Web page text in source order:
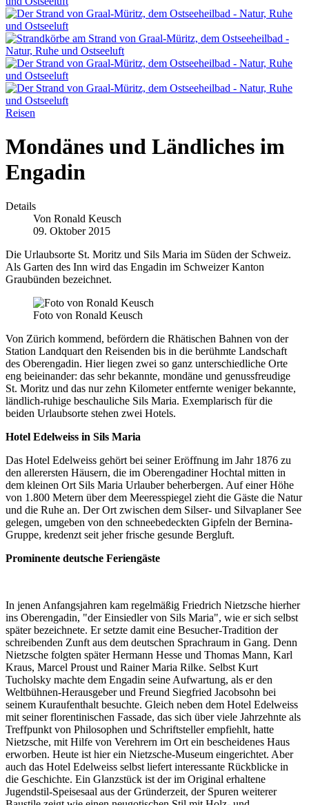
Reisen
Mondänes und Ländliches im
Engadin
Details
Von Ronald Keusch
09. Oktober 2015
Die Urlaubsorte St. Moritz und Sils Maria im Süden der Schweiz.
Als Garten des Inn wird das Engadin im Schweizer Kanton
Graubünden bezeichnet.
Foto von Ronald Keusch
Von Zürich kommend, befördern die Rhätischen Bahnen von der
Station Landquart den Reisenden bis in die berühmte Landschaft
des Oberengadin. Hier liegen zwei so ganz unterschiedliche Orte
eng beieinander: das sehr bekannte, mondäne und genussfreudige
St. Moritz und das nur zehn Kilometer entfernte weniger bekannte,
ländlich-ruhige beschauliche Sils Maria. Exemplarisch für die
beiden Urlaubsorte stehen zwei Hotels.
Hotel Edelweiss in Sils Maria
Das Hotel Edelweiss gehört bei seiner Eröffnung im Jahr 1876 zu
den allerersten Häusern, die im Oberengadiner Hochtal mitten in
dem kleinen Ort Sils Maria Urlauber beherbergen. Auf einer Höhe
von 1.800 Metern über dem Meeresspiegel zieht die Gäste die Natur
und die Ruhe an. Der Ort zwischen dem Silser- und Silvaplaner See
gelegen, umgeben von den schneebedeckten Gipfeln der Bernina-
Gruppe, kredenzt seit jeher frische gesunde Bergluft.
Prominente deutsche Feriengäste
In jenen Anfangsjahren kam regelmäßig Friedrich Nietzsche hierher
ins Oberengadin, "der Einsiedler von Sils Maria", wie er sich selbst
später bezeichnete. Er setzte damit eine Besucher-Tradition der
schreibenden Zunft aus dem deutschen Sprachraum in Gang. Denn
Nietzsche folgten später Hermann Hesse und Thomas Mann, Karl
Kraus, Marcel Proust und Rainer Maria Rilke. Selbst Kurt
Tucholsky machte dem Engadin seine Aufwartung, als er den
Weltbühnen-Herausgeber und Freund Siegfried Jacobsohn bei
seinem Kuraufenthalt besuchte. Gleich neben dem Hotel Edelweiss
mit seiner florentinischen Fassade, das sich über viele Jahrzehnte als
Treffpunkt von Philosophen und Schriftsteller empfiehlt, hatte
Nietzsche, mit Hilfe von Verehrern im Ort ein bescheidenes Haus
erworben. Heute ist hier ein Nietzsche-Museum eingerichtet. Aber
auch das Hotel Edelweiss selbst liefert interessante Rückblicke in
die Geschichte. Ein Glanzstück ist der im Original erhaltene
Jugendstil-Speisesaal aus der Gründerzeit, der Spuren weiterer